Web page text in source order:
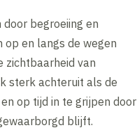
begroeiing en
op en langs de wegen
zichtbaarheid van
sterk achteruit als de
op tijd in te grijpen door
blijft.